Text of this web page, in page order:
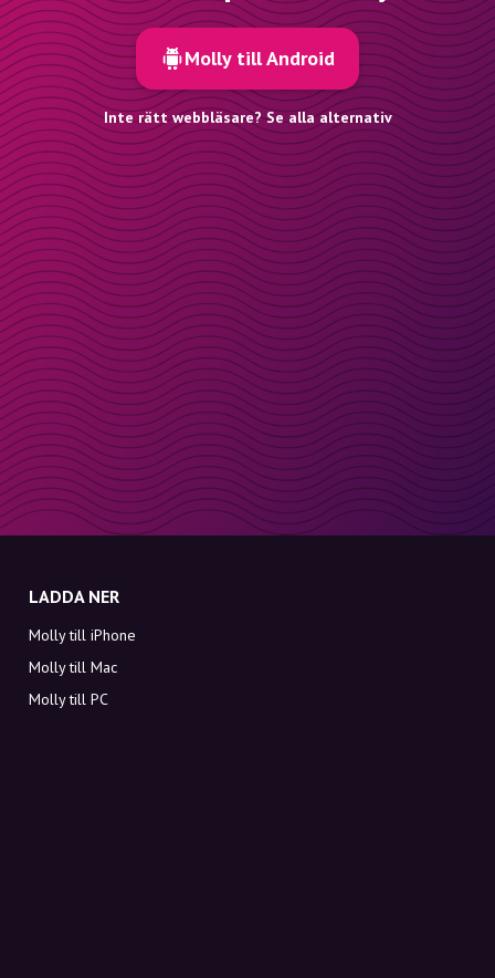
Molly till Android
Inte rätt webbläsare? Se alla alternativ
LADDA NER
Molly till iPhone
Molly till Mac
Molly till PC